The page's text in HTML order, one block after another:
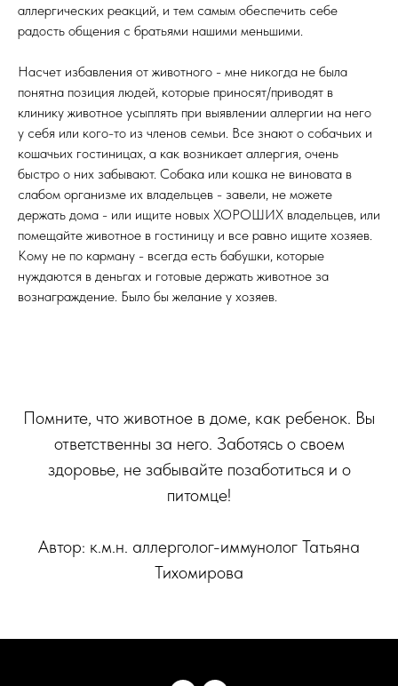
аллергических реакций, и тем самым обеспечить себе
радость общения с братьями нашими меньшими.
Насчет избавления от животного - мне никогда не была
понятна позиция людей, которые приносят/приводят в
клинику животное усыплять при выявлении аллергии на него
у себя или кого-то из членов семьи. Все знают о собачьих и
кошачьих гостиницах, а как возникает аллергия, очень
быстро о них забывают. Собака или кошка не виновата в
слабом организме их владельцев - завели, не можете
держать дома - или ищите новых ХОРОШИХ владельцев, или
помещайте животное в гостиницу и все равно ищите хозяев.
Кому не по карману - всегда есть бабушки, которые
нуждаются в деньгах и готовые держать животное за
вознаграждение. Было бы желание у хозяев.
Помните, что животное в доме, как ребенок. Вы
ответственны за него. Заботясь о своем
здоровье, не забывайте позаботиться и о
питомце!
Автор: к.м.н. аллерголог-иммунолог Татьяна
Тихомирова